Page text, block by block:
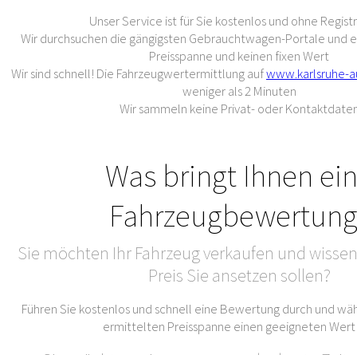
Unser Service ist für Sie kostenlos und ohne
Wir durchsuchen die gängigsten Gebrauchtwagen-Portale und
Preisspanne und keinen fixen Wert
Wir sind schnell! Die Fahrzeugwertermittlung aufwww.karlsruhe-
weniger als 2 Minuten
Wir sammeln keine Privat- oder
Was bringt Ihnen
Sie möchten Ihr Fahrzeug verkaufen und
Preis Sie ansetzen sollen?
Führen Sie kostenlos und schnell eine Bewertung durch und
ermittelten Preisspanne einen geeigneten Wert